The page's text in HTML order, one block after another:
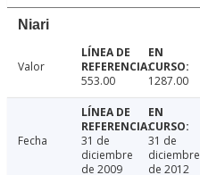
Niari
Valor
553.00
1287.00
Fecha
31 de
diciembre
de 2009
31 de
diciembre
de 2012